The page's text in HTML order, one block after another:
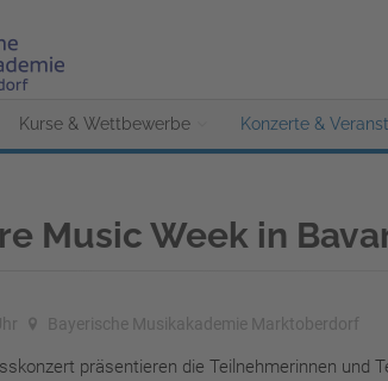
Kurse & Wettbewerbe Konzerte &
Music Week in
Bayerische Musikakademie Marktoberdorf
präsentieren die Teilnehmerinnen und